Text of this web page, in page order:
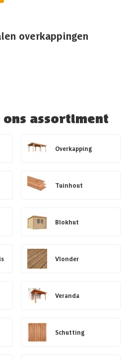
overkappingen
assortiment
Overkapping
Tuinhout
Blokhut
Vlonder
Veranda
Schutting